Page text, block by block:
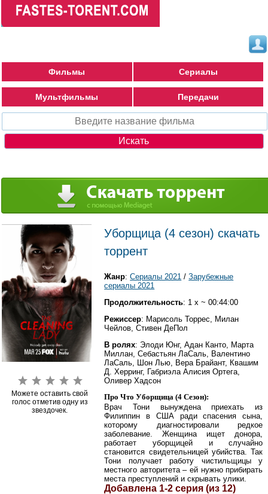
Фильмы Сериалы
Мультфильмы Передачи
Можете оставить свой
голос отметив одну из
звездочек.
Уборщица (4 сезон) скачать
торрент
Жанр:Сериалы 2021 /Зарубежные
сериалы 2021
Продолжительность: 1 x ~ 00:44:00
Режиссер: Марисоль Торрес, Милан
Чейлов, Стивен ДеПол
В ролях: Элоди Юнг, Адан Канто, Марта
Миллан, Себастьян ЛаСаль, Валентино
ЛаСаль, Шон Лью, Вера Брайант, Квашим
Д. Херринг, Габриэла Алисия Ортега,
Оливер Хадсон
Про Что Уборщица (4 Сезон):
Врач Тони вынуждена приехать из
Филиппин в США ради спасения сына,
которому диагностировали редкое
заболевание. Женщина ищет донора,
работает уборщицей и случайно
становится свидетельницей убийства. Так
Тони получает работу чистильщицы у
местного авторитета – ей нужно прибирать
места преступлений и скрывать улики.
Добавлена 1-2 серия (из 12)